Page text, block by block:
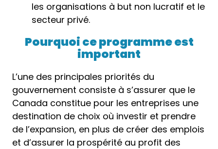
les organisations à but non lucratif et le
secteur privé.
Pourquoi ce programme est
important
L’une des principales priorités du
gouvernement consiste à s’assurer que le
Canada constitue pour les entreprises une
destination de choix où investir et prendre
de l’expansion, en plus de créer des emplois
et d’assurer la prospérité au profit des